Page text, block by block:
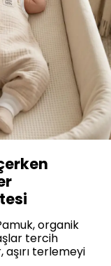
organik
tercih
terlemeyi